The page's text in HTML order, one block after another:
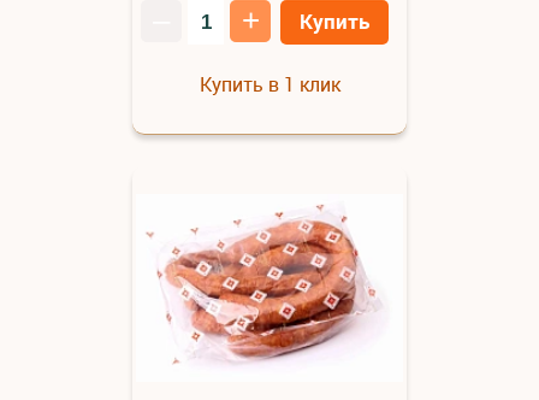
+ Купить
Купить в 1 клик